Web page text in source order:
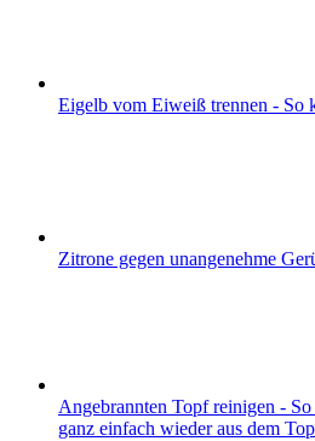
Eigelb vom Eiweiß trennen - So
Zitrone gegen unangenehme
Angebrannten Topf reinigen -
ganz einfach wieder aus dem